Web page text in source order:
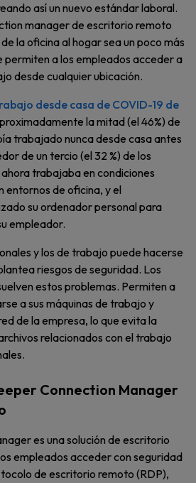
así un nuevo estándar laboral.
manager de escritorio remoto
la oficina al hogar sea un poco más
permiten a los empleados acceder a
desde cualquier ubicación.
desde casa de COVID-19 de
la mitad (el 46%) de
trabajado nunca desde casa antes
de un tercio (el 32 %) de los
trabajaba en condiciones
entornos de oficina, y el
su ordenador personal para
empleador.
y los de trabajo puede hacerse
riesgos de seguridad. Los
estos problemas. Permiten a
a sus máquinas de trabajo y
de la empresa, lo que evita la
relacionados con el trabajo
Connection Manager
es una solución de escritorio
empleados acceder con seguridad
de escritorio remoto (RDP),